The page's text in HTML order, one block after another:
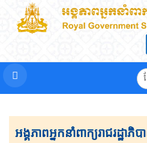
អង្គភាពអ្នកនាំពាក្យរាជរដ្ឋា